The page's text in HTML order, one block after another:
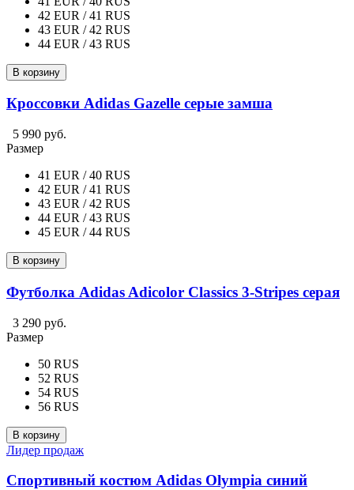
42 EUR / 41 RUS
43 EUR / 42 RUS
44 EUR / 43 RUS
В корзину
Кроссовки Adidas Gazelle серые замша
5 990 руб.
Размер
41 EUR / 40 RUS
42 EUR / 41 RUS
43 EUR / 42 RUS
44 EUR / 43 RUS
45 EUR / 44 RUS
В корзину
Футболка Adidas Adicolor Classics 3-Stripes серая
3 290 руб.
Размер
50 RUS
52 RUS
54 RUS
56 RUS
В корзину
Лидер продаж
Спортивный костюм Adidas Olympia синий